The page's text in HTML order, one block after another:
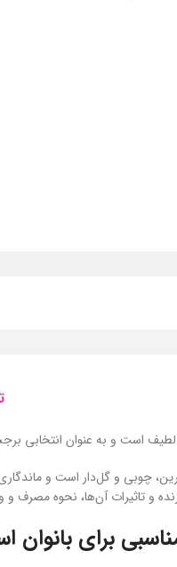
است و به عنوان انتخابی
چوبی و گل‌دار است و
و تاثیرات آن‌ها، نحوه مصرف
برای بانوان